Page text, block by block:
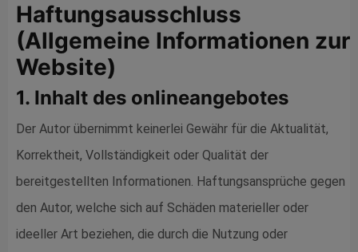
Haftungsausschluss
(Allgemeine Informationen zur
Website)
1. Inhalt des o­nlineangebotes
Der Autor übernimmt keinerlei Gewähr für die Aktualität,
Korrektheit, Vollständigkeit oder Qualität der
bereitgestellten Informationen. Haftungsansprüche gegen
den Autor, welche sich auf Schäden materieller oder
ideeller Art beziehen, die durch die Nutzung oder